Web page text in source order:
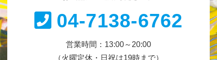
04-7138-6762
営業時間：13:00～20:00
（火曜定休・日祝は19時まで）